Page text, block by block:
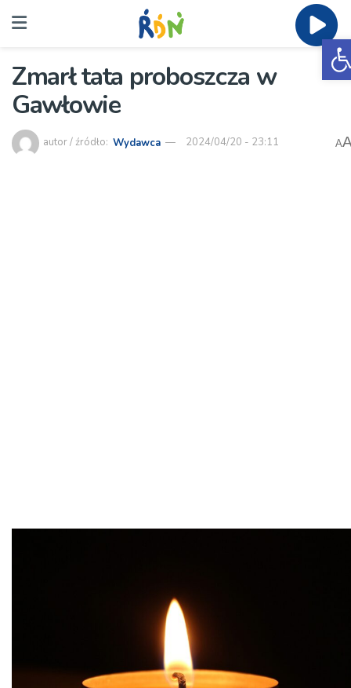
Zmarł tata proboszcza w
Gawłowie
autor / źródło: Wydawca 2024/04/20 - 23:11 A